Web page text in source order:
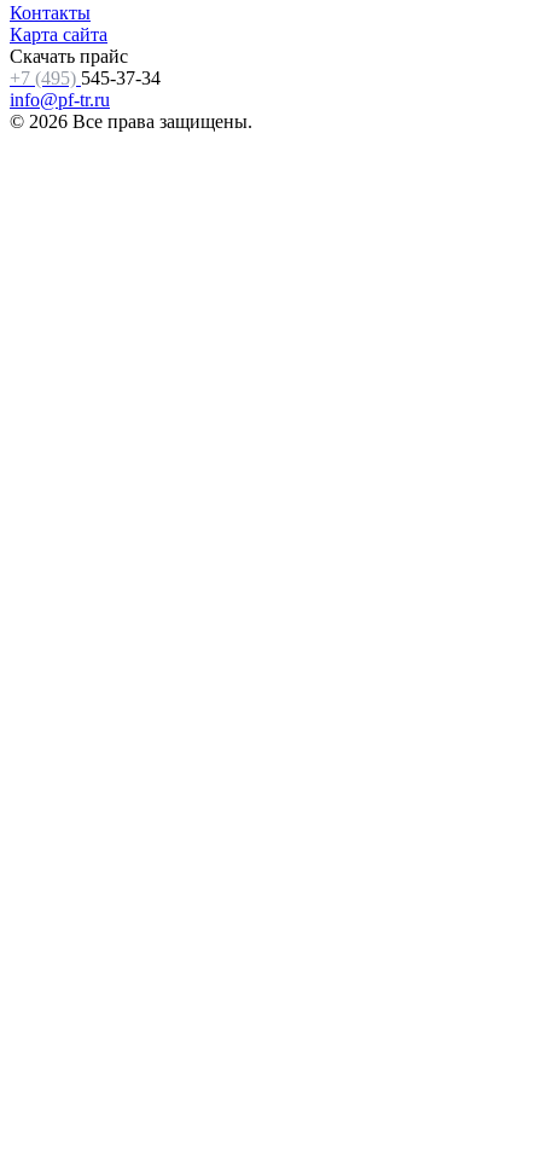
Контакты
Карта сайта
Скачать прайс
+7 (495) 545-37-34
info@pf-tr.ru
© 2026 Все права защищены.